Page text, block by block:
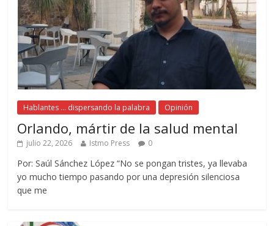
Hablantes ... dispersando la palabra Opinión
Orlando, mártir de la salud mental
julio 22, 2026 Istmo Press 0
Por: Saúl Sánchez López “No se pongan tristes, ya llevaba
yo mucho tiempo pasando por una depresión silenciosa
que me